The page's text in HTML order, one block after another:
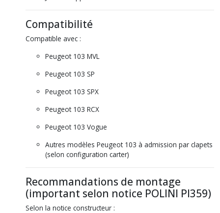
Compatibilité
Compatible avec :
Peugeot 103 MVL
Peugeot 103 SP
Peugeot 103 SPX
Peugeot 103 RCX
Peugeot 103 Vogue
Autres modèles Peugeot 103 à admission par clapets
(selon configuration carter)
Recommandations de montage
(important selon notice POLINI PI359)
Selon la notice constructeur :